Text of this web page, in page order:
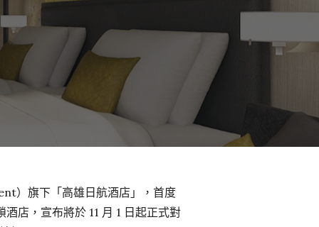
）旗下「高雄日航酒店」，首度
店，宣布將於 11 月 1 日起正式對